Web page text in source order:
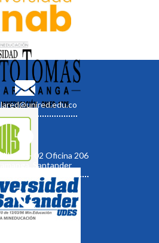
No. 35 - 02 Oficina 206
Santander